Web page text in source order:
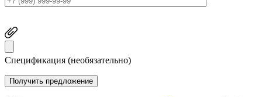
Спецификация (необязательно)